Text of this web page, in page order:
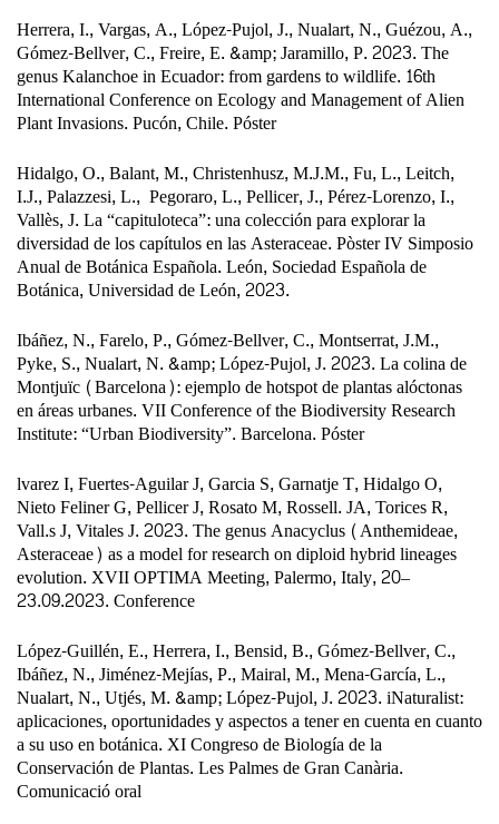
Herrera, I., Vargas, A., López-Pujol, J., Nualart, N., Guézou, A.,
Gómez-Bellver, C., Freire, E. &amp; Jaramillo, P. 2023. The
genus Kalanchoe in Ecuador: from gardens to wildlife. 16th
International Conference on Ecology and Management of Alien
Plant Invasions. Pucón, Chile. Póster
Hidalgo, O., Balant, M., Christenhusz, M.J.M., Fu, L., Leitch,
I.J., Palazzesi, L., Pegoraro, L., Pellicer, J., Pérez-Lorenzo, I.,
Vallès, J. La “capituloteca”: una colección para explorar la
diversidad de los capítulos en las Asteraceae. Pòster IV Simposio
Anual de Botánica Española. León, Sociedad Española de
Botánica, Universidad de León, 2023.
Ibáñez, N., Farelo, P., Gómez-Bellver, C., Montserrat, J.M.,
Pyke, S., Nualart, N. &amp; López-Pujol, J. 2023. La colina de
Montjuïc (Barcelona): ejemplo de hotspot de plantas alóctonas
en áreas urbanes. VII Conference of the Biodiversity Research
Institute: “Urban Biodiversity”. Barcelona. Póster
lvarez I, Fuertes-Aguilar J, Garcia S, Garnatje T, Hidalgo O,
Nieto Feliner G, Pellicer J, Rosato M, Rossell. JA, Torices R,
Vall.s J, Vitales J. 2023. The genus Anacyclus (Anthemideae,
Asteraceae) as a model for research on diploid hybrid lineages
evolution. XVII OPTIMA Meeting, Palermo, Italy, 20–
23.09.2023. Conference
López-Guillén, E., Herrera, I., Bensid, B., Gómez-Bellver, C.,
Ibáñez, N., Jiménez-Mejías, P., Mairal, M., Mena-García, L.,
Nualart, N., Utjés, M. &amp; López-Pujol, J. 2023. iNaturalist:
aplicaciones, oportunidades y aspectos a tener en cuenta en cuanto
a su uso en botánica. XI Congreso de Biología de la
Conservación de Plantas. Les Palmes de Gran Canària.
Comunicació oral